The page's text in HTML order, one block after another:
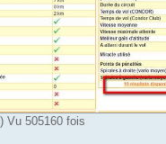
Vu 505160 fois